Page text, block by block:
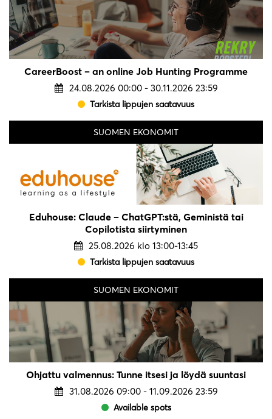
CareerBoost – an online Job Hunting Programme
24.08.2026 00:00 - 30.11.2026 23:59
Tarkista lippujen saatavuus
SUOMEN EKONOMIT
Eduhouse: Claude – ChatGPT:stä, Geministä tai
Copilotista siirtyminen
25.08.2026 klo 13:00-13:45
Tarkista lippujen saatavuus
SUOMEN EKONOMIT
Ohjattu valmennus: Tunne itsesi ja löydä suuntasi
31.08.2026 09:00 - 11.09.2026 23:59
Available spots